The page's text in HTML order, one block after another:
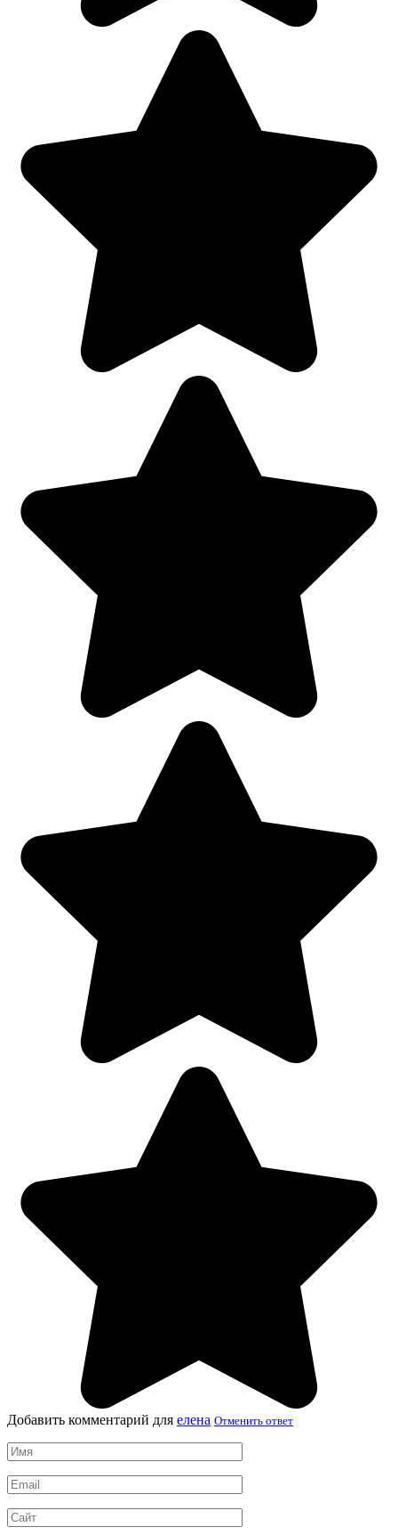
Добавить комментарий для елена Отменить ответ
Имя
*
Email
*
Сайт